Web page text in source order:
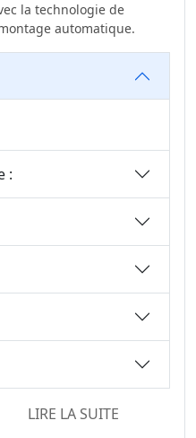
la technologie de
automatique.
:
LIRE LA SUITE